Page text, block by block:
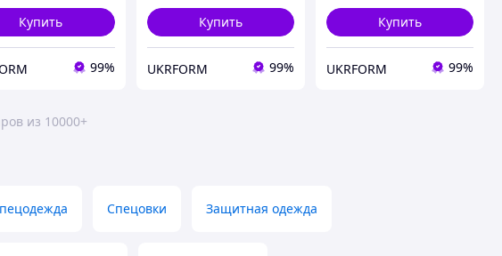
Купить
99%
Купить
UKRFORM 99%
Купить
UKRFORM 99%
из 10000+
Спецовки Защитная одежда